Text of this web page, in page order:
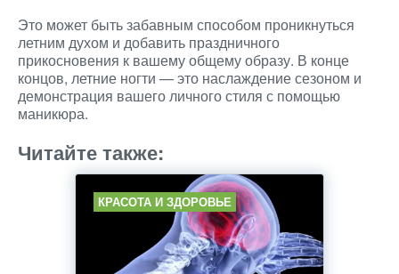
Это может быть забавным способом проникнуться
летним духом и добавить праздничного
прикосновения к вашему общему образу. В конце
концов, летние ногти — это наслаждение сезоном и
демонстрация вашего личного стиля с помощью
маникюра.
Читайте также:
КРАСОТА И ЗДОРОВЬЕ